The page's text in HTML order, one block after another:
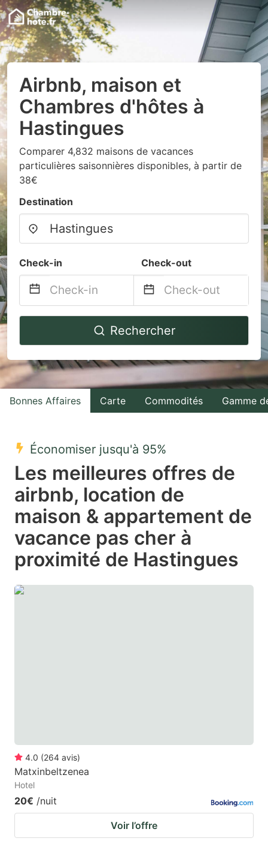
Airbnb, maison et
Chambres d'hôtes à
Hastingues
Comparer 4,832 maisons de vacances
particulières saisonnières disponibles, à partir de
38€
Destination
Check-in Check-out
Navigate
to
interact
with
the
select
date.
Press
question
mark
key
Navigate
backward
to
interact
with
the
select
a
date.
Press
question
mark
key
Rechercher
Bonnes Affaires Carte Commodités Gamme
Économiser jusqu'à 95%
Les meilleures offres de
airbnb, location de
maison & appartement de
vacance pas cher à
proximité de Hastingues
4.0 (264 avis)
Matxinbeltzenea
Hotel
20€ /nuit
Voir l’offre